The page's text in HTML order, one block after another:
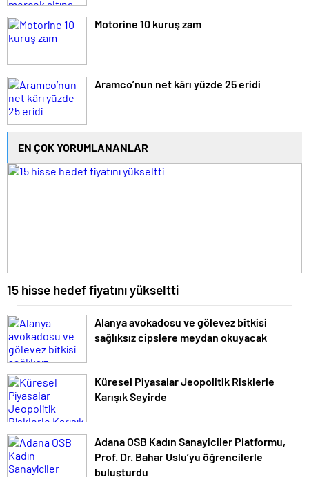
Motorine 10 kuruş zam
Aramco’nun net kârı yüzde 25 eridi
EN ÇOK YORUMLANANLAR
15 hisse hedef fiyatını yükseltti
Alanya avokadosu ve gölevez bitkisi
sağlıksız cipslere meydan okuyacak
Küresel Piyasalar Jeopolitik Risklerle
Karışık Seyirde
Adana OSB Kadın Sanayiciler Platformu,
Prof. Dr. Bahar Uslu’yu öğrencilerle
buluşturdu